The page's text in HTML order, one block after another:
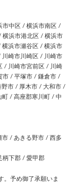
市中区 / 横浜市南区 /
横浜市港北区 / 横浜市
浜市瀬谷区 / 横浜市
崎市川崎区 / 川崎市
/ 川崎市宮前区 / 川崎
市 / 平塚市 / 鎌倉市 /
市 / 厚木市 / 大和市 /
/ 高座郡寒川町 / 中
/ あきる野市 / 西多
柄下郡 / 愛甲郡
。予め御了承願いま